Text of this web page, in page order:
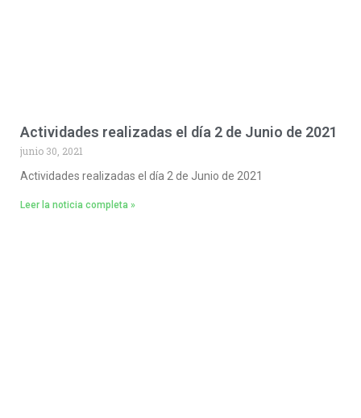
Actividades realizadas el día 2 de Junio de 2021
junio 30, 2021
Actividades realizadas el día 2 de Junio de 2021
Leer la noticia completa »